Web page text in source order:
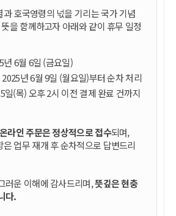
호국영령의 넋을 기리는 국가 기념
을 함께하고자 아래와 같이 휴무 일정
년 6월 6일 (금요일)
2025년 6월 9일 (월요일)부터 순차 처리
일(목) 오후 2시 이전 결제 완료 건까지
온라인 주문은 정상적으로 접수되며,
업무 재개 후 순차적으로 답변드리
러운 이해에 감사드리며,뜻깊은 현충
다.